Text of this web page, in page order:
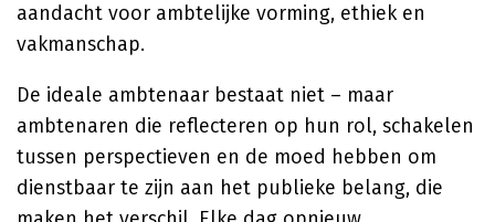
aandacht voor ambtelijke vorming, ethiek en
vakmanschap.
De ideale ambtenaar bestaat niet – maar
ambtenaren die reflecteren op hun rol, schakelen
tussen perspectieven en de moed hebben om
dienstbaar te zijn aan het publieke belang, die